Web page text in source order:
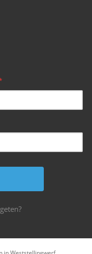
in Weststellingwerf.